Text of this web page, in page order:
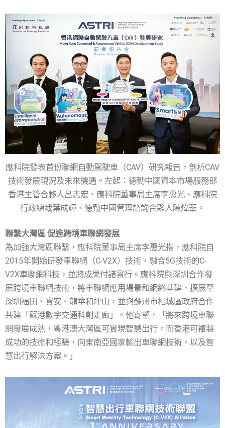
應科院發表首份聯網自動駕駛車（CAV）研究報告，剖析CAV
技術發展現況及未來機遇。左起：德勤中國資本市場服務部
香港主管合夥人呂志宏、應科院董事局主席李惠光、應科院
行政總裁葉成輝、德勤中國管理諮詢合夥人陳煒華。
聯繫大灣區 促進跨境車聯網發展
為加強大灣區聯繫，應科院董事局主席李惠光指，應科院自
2015年開始研發車聯網（C-V2X）技術，融合5G技術的C-
V2X車聯網科技，並將成果付諸實行。應科院與深圳合作發
展跨境車聯網技術，將車聯網應用場景和網絡基建，擴展至
深圳福田、寶安、龍華和坪山，並與蘇州市相城區政府合作
共建「蘇港數字交通科創走廊」。他寄望，「將來跨境車聯
網發展成熟，粵港澳大灣區可實現智慧出行。而香港可複製
成功的技術和經驗，向東南亞國家輸出車聯網技術，以及智
慧出行解決方案。」